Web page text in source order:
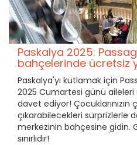
Paskalya 2025:
bahçelerinde ücretsiz
Paskalya'yı kutlamak için
2025 Cumartesi günü
davet ediyor!
çıkarabilecekleri sürprizlerle
merkezinin bahçesine gidin.
sınırlıdır!